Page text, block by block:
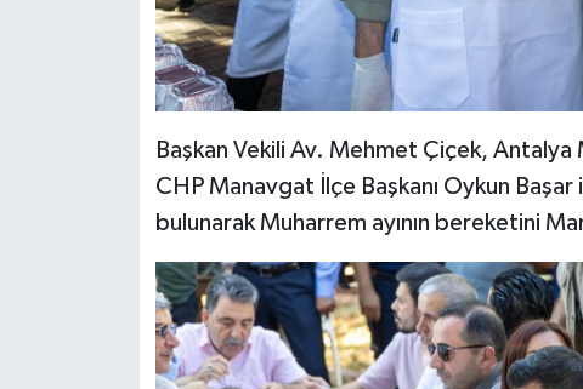
Başkan Vekili Av. Mehmet Çiçek,
CHP Manavgat İlçe Başkanı Oykun
bulunarak Muharrem ayının bereketini